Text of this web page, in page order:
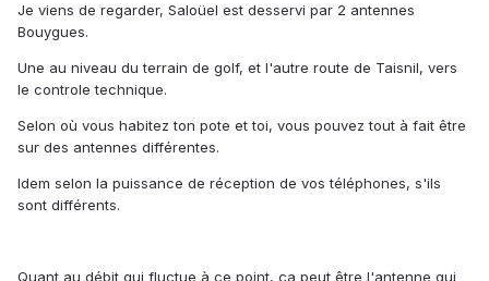
Je viens de regarder, Saloüel est desservi par 2 antennes
Bouygues.
Une au niveau du terrain de golf, et l'autre route de Taisnil, vers
le controle technique.
Selon où vous habitez ton pote et toi, vous pouvez tout à fait être
sur des antennes différentes.
Idem selon la puissance de réception de vos téléphones, s'ils
sont différents.
Quant au débit qui fluctue à ce point, ça peut être l'antenne qui